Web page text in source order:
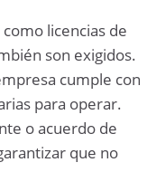
licencias de
son exigidos.
cumple con
para operar.
o acuerdo de
que no